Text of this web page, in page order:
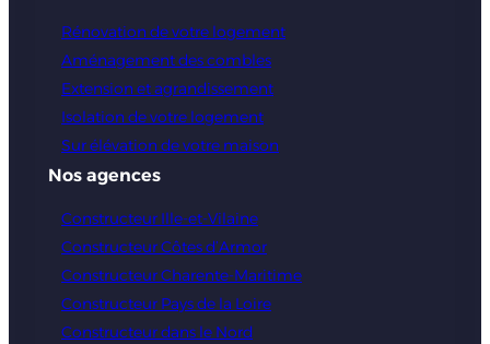
Rénovation de votre logement
Aménagement des combles
Extension et agrandissement
Isolation de votre logement
Sur élévation de votre maison
Nos agences
Constructeur Ille-et-Vilaine
Constructeur Côtes d’Armor
Constructeur Charente-Maritime
Constructeur Pays de la Loire
Constructeur dans le Nord